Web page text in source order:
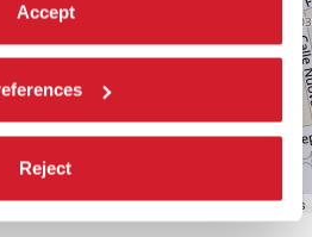
Accept
Reject
Leaflet| ©OpenStreetMapcontributors